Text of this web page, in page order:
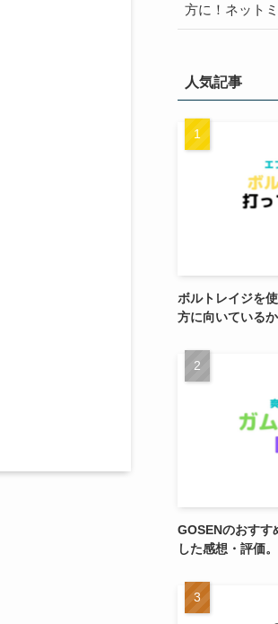
方に！ネット
人気記事
ボルトレイジを
方に向いているか
GOSENのおすす
した感想・評価。